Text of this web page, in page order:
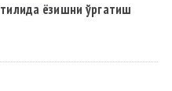
ёзишни ўргатиш